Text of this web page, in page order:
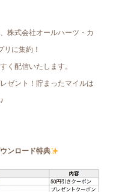
株式会社オールハーツ・カ
に集約！
く配信いたします。
ゼント！貯まったマイルは
ンロード特典